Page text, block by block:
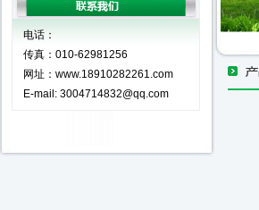
电话：
传真：010-62981256
网址：www.18910282261.com
E-mail: 3004714832@qq.com